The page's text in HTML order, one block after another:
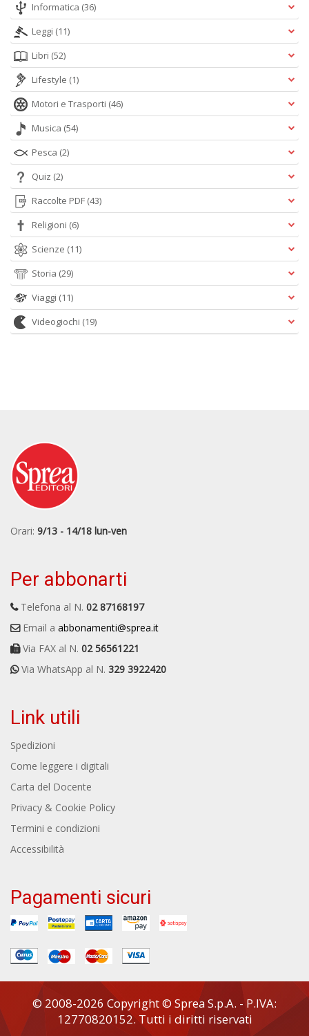
Informatica (36)
Leggi (11)
Libri (52)
Lifestyle (1)
Motori e Trasporti (46)
Musica (54)
Pesca (2)
Quiz (2)
Raccolte PDF (43)
Religioni (6)
Scienze (11)
Storia (29)
Viaggi (11)
Videogiochi (19)
Orari: 9/13 - 14/18 lun-ven
Per abbonarti
Telefona al N. 02 87168197
Email a abbonamenti@sprea.it
Via FAX al N. 02 56561221
Via WhatsApp al N. 329 3922420
Link utili
Spedizioni
Come leggere i digitali
Carta del Docente
Privacy & Cookie Policy
Termini e condizioni
Accessibilità
Pagamenti sicuri
© 2008-2026 Copyright © Sprea S.p.A. - P.IVA:
12770820152. Tutti i diritti riservati